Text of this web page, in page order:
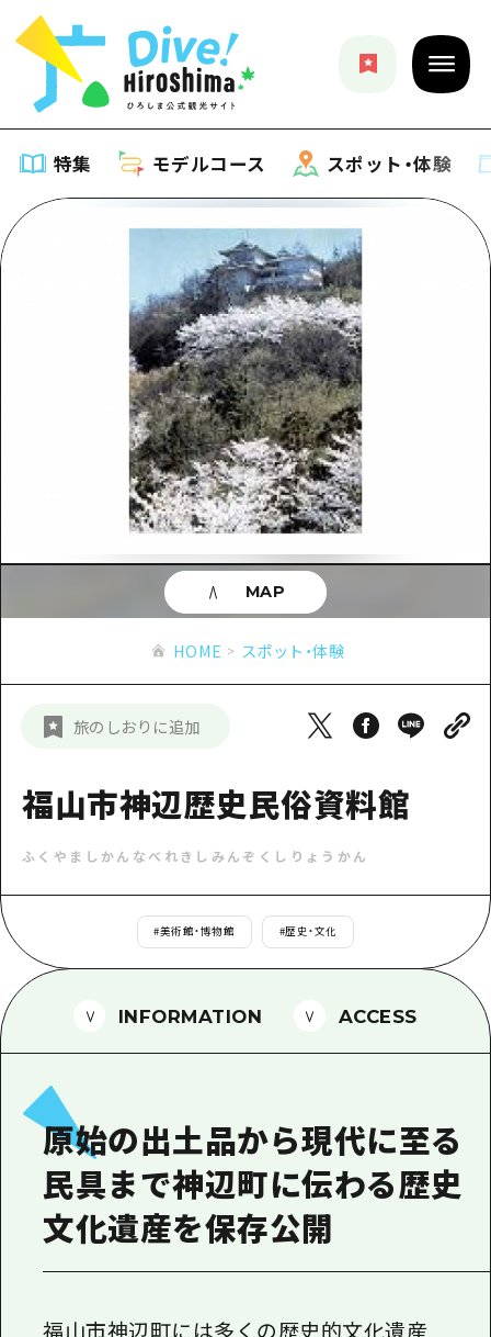
特集 モデルコース スポット・体験
特集一覧
おすすめ
アート
イベント・祭り
グルメ・酒
サイクリング
ショッピング
スポーツ
ナイトライフ
定番
自然
モデルコース
モデルコース一覧
Dive! Hiroshima 公式ガイド
広島もしもトラベル
あたらしい非日常
安芸
備北
芸北
山口県東部
弾丸
日帰り
半日
2泊3日
スポット・体験
スポット・体験一覧
広島市周辺
安芸
備後
備北
芸北
山口県東部
愛媛県
島根県
イベント
旬情報
お役立ち情報
お役立ち情報一覧
アクセス
お得な周遊チケット
HIROSHIMA FREE Wi-Fi
観光案内所
広島県を訪れる外国人旅行者向け情報一
ボランティアガイド
ガイドブック
広島県の魅力を動画でご紹介！
よくあるご質問
フォトダウンロード
新着情報
事業者・学校関係者の皆さま
HOME スポット・体験
旅のしおりに追加
福山市神辺歴史民俗資料館
ふくやましかんなべれきしみんぞくしりょうかん
#美術館・博物館 #歴史・文化
MAP
INFORMATION ACCESS
原始の出土品から現代に至る
民具まで神辺町に伝わる歴史
文化遺産を保存公開
福山市神辺町には多くの歴史的文化遺産